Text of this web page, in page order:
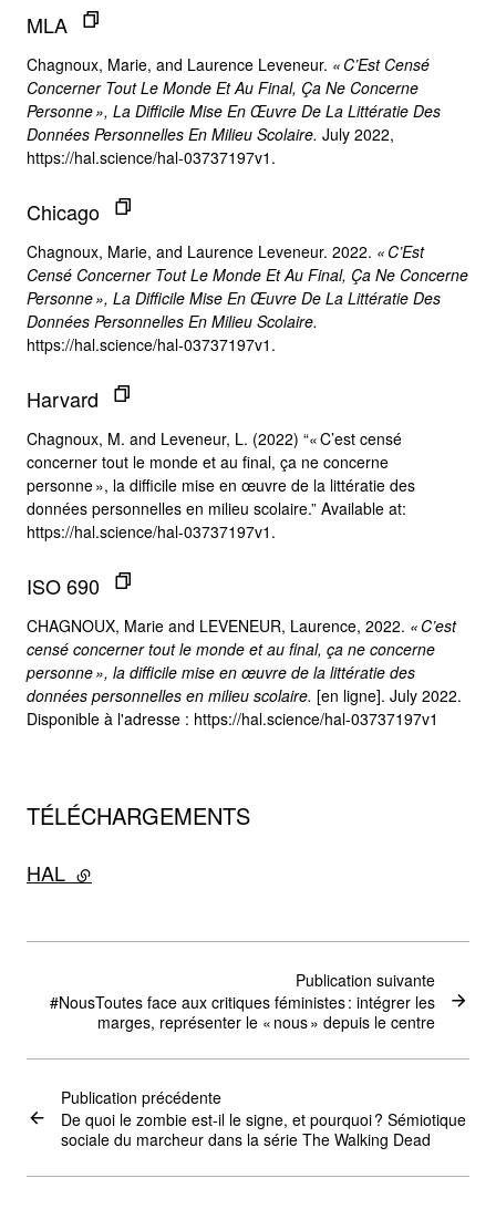
MLA
Chagnoux, Marie, and Laurence Leveneur. « C’Est Censé
Concerner Tout Le Monde Et Au Final, Ça Ne Concerne
Personne », La Difficile Mise En Œuvre De La Littératie Des
Données Personnelles En Milieu Scolaire. July 2022,
https://hal.science/hal-03737197v1.
Chicago
Chagnoux, Marie, and Laurence Leveneur. 2022. « C’Est
Censé Concerner Tout Le Monde Et Au Final, Ça Ne Concerne
Personne », La Difficile Mise En Œuvre De La Littératie Des
Données Personnelles En Milieu Scolaire.
https://hal.science/hal-03737197v1.
Harvard
Chagnoux, M. and Leveneur, L. (2022) “« C’est censé
concerner tout le monde et au final, ça ne concerne
personne », la difficile mise en œuvre de la littératie des
données personnelles en milieu scolaire.” Available at:
https://hal.science/hal-03737197v1.
ISO 690
CHAGNOUX, Marie and LEVENEUR, Laurence, 2022. « C’est
censé concerner tout le monde et au final, ça ne concerne
personne », la difficile mise en œuvre de la littératie des
données personnelles en milieu scolaire. [en ligne]. July 2022.
Disponible à l'adresse : https://hal.science/hal-03737197v1
TÉLÉCHARGEMENTS
HAL - lien externe
Publication précédente
De quoi le zombie est-il le signe, et pourquoi ? Sémiotique
sociale du marcheur dans la série The Walking Dead
Publication suivante
#NousToutes face aux critiques féministes : intégrer les
marges, représenter le « nous » depuis le centre